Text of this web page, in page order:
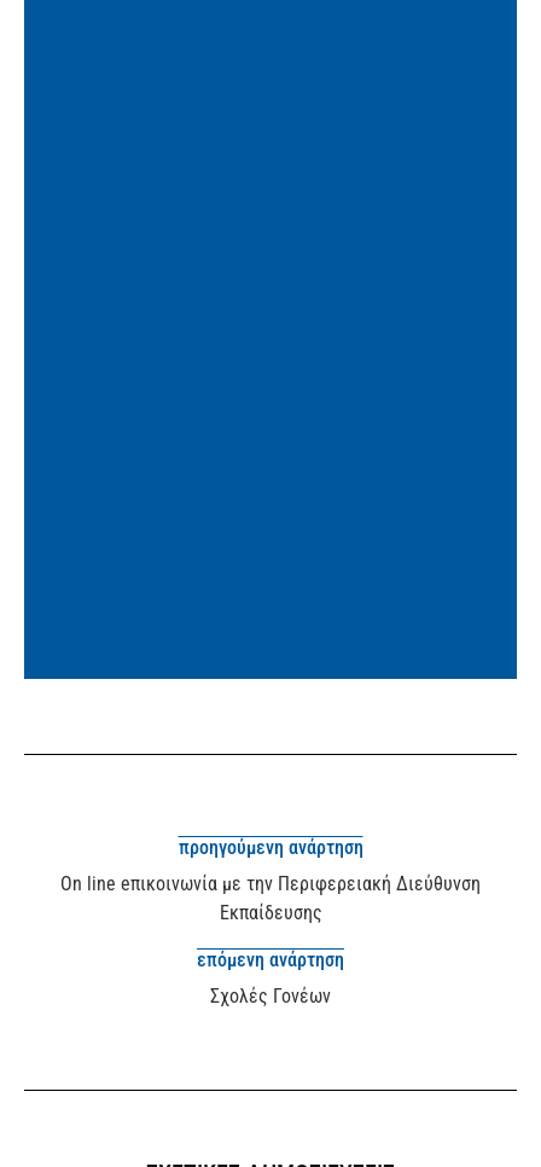
προηγούμενη ανάρτηση
On line eπικοινωνία με την Περιφερειακή Διεύθυνση
Εκπαίδευσης
επόμενη ανάρτηση
Σχολές Γονέων